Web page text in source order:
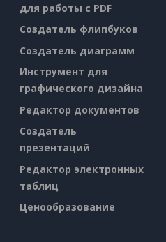
для работы с PDF
Создатель флипбуков
Создатель диаграмм
Инструмент для
графического дизайна
Редактор документов
Создатель
презентаций
Редактор электронных
таблиц
Ценообразование